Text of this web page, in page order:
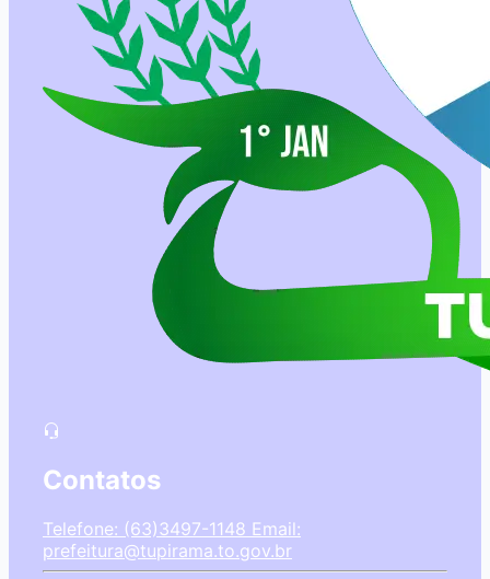
Contatos
Telefone: (63)3497-1148 Email:
prefeitura@tupirama.to.gov.br